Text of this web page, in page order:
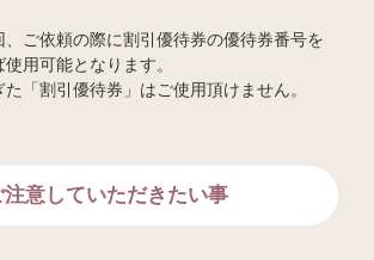
、ご依頼の際に割引優待券の優待券番号を
用可能となります。
「割引優待券」はご使用頂けません。
注意していただきたい事